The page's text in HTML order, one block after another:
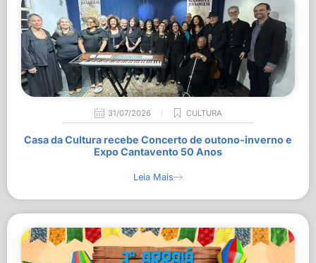
31/07/2026 CULTURA
Casa da Cultura recebe Concerto de outono-inverno e
Expo Cantavento 50 Anos
Leia Mais